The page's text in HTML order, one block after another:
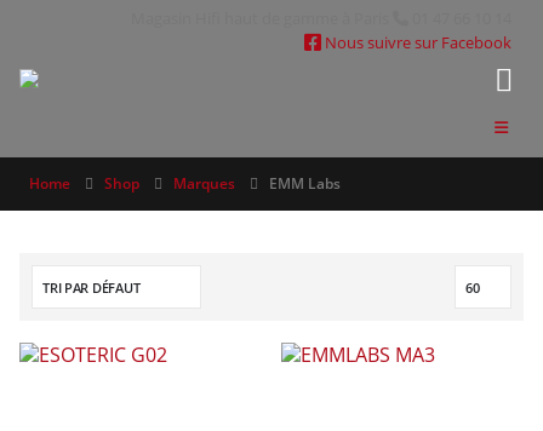
Nous suivre sur Facebook
Home Shop Marques EMM Labs